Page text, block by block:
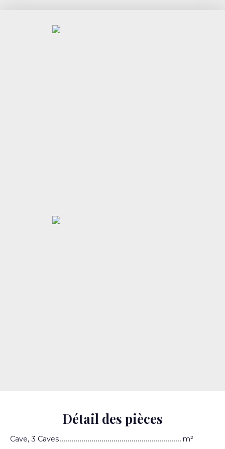
Détail des pièces
Cave, 3 Caves
m²